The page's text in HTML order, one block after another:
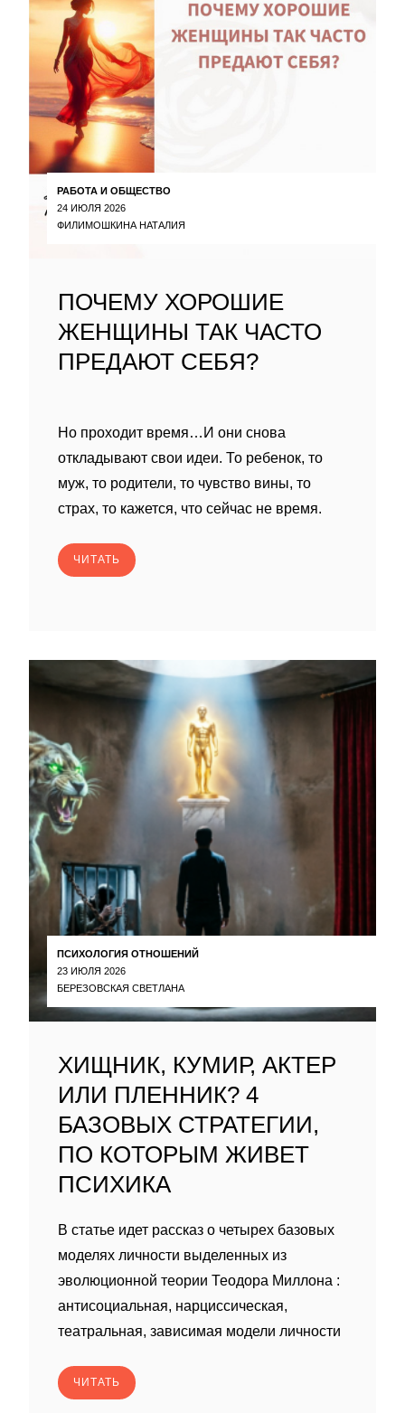
РАБОТА И ОБЩЕСТВО
24 ИЮЛЯ 2026
ФИЛИМОШКИНА НАТАЛИЯ
ПОЧЕМУ ХОРОШИЕ
ЖЕНЩИНЫ ТАК ЧАСТО
ПРЕДАЮТ СЕБЯ?
Но проходит время…И они снова
откладывают свои идеи. То ребенок, то
муж, то родители, то чувство вины, то
страх, то кажется, что сейчас не время.
ЧИТАТЬ
ПСИХОЛОГИЯ ОТНОШЕНИЙ
23 ИЮЛЯ 2026
БЕРЕЗОВСКАЯ СВЕТЛАНА
ХИЩНИК, КУМИР, АКТЕР
ИЛИ ПЛЕННИК? 4
БАЗОВЫХ СТРАТЕГИИ,
ПО КОТОРЫМ ЖИВЕТ
ПСИХИКА
В статье идет рассказ о четырех базовых
моделях личности выделенных из
эволюционной теории Теодора Миллона :
антисоциальная, нарциссическая,
театральная, зависимая модели личности
ЧИТАТЬ